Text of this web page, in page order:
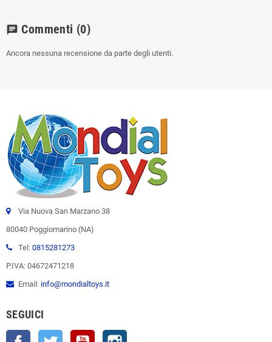
chat Commenti (0)
Ancora nessuna recensione da parte degli utenti.
Via Nuova San Marzano 38
80040 Poggiomarino (NA)
Tel: 0815281273
P.IVA: 04672471218
Email: info@mondialtoys.it
SEGUICI
Facebook Twitter YouTube